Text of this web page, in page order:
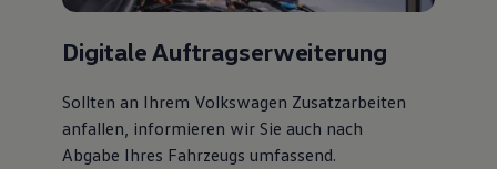
Digitale Auftragserweiterung
Sollten an Ihrem Volkswagen Zusatzarbeiten
anfallen, informieren wir Sie auch nach
Abgabe Ihres Fahrzeugs umfassend.